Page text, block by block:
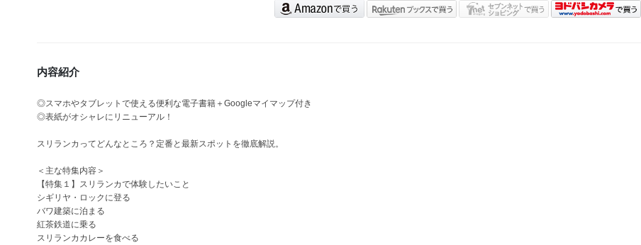
内容紹介
◎スマホやタブレットで使える便利な電子書籍＋Googleマイマップ付き
◎表紙がオシャレにリニューアル！
スリランカってどんなところ？定番と最新スポットを徹底解説。
＜主な特集内容＞
【特集１】スリランカで体験したいこと
シギリヤ・ロックに登る
バワ建築に泊まる
紅茶鉄道に乗る
スリランカカレーを食べる